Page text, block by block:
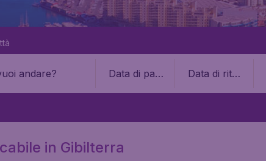
Data di part
Data di ritor
in Gibilterra